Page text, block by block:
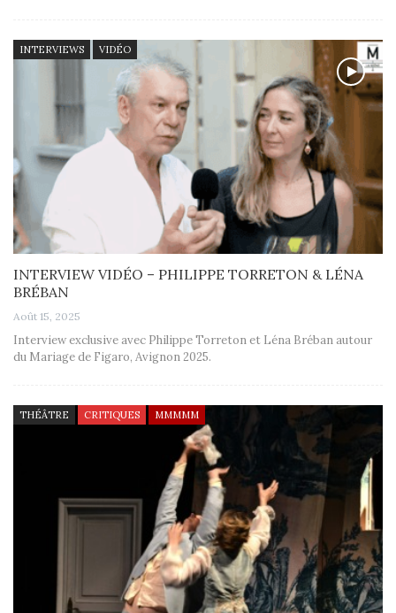
INTERVIEWS VIDÉO
INTERVIEW VIDÉO – PHILIPPE TORRETON & LÉNA
BRÉBAN
Août 15, 2025
Interview exclusive avec Philippe Torreton et Léna Bréban autour
du Mariage de Figaro, Avignon 2025.
THÉÂTRE CRITIQUES MMMMM